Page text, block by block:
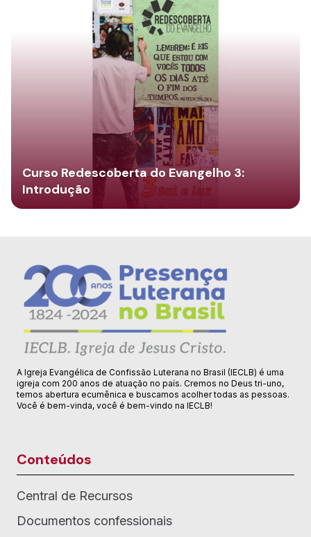
Curso Redescoberta do Evangelho 3:
Introdução
A Igreja Evangélica de Confissão Luterana no Brasil (IECLB) é uma
igreja com 200 anos de atuação no país. Cremos no Deus tri-uno,
temos abertura ecumênica e buscamos acolher todas as pessoas.
Você é bem-vinda, você é bem-vindo na IECLB!
Conteúdos
Central de Recursos
Documentos confessionais